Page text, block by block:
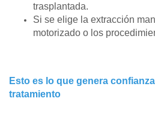
trasplantada.
Si se elige la extracción
motorizado o los
Esto es lo que genera
tratamiento